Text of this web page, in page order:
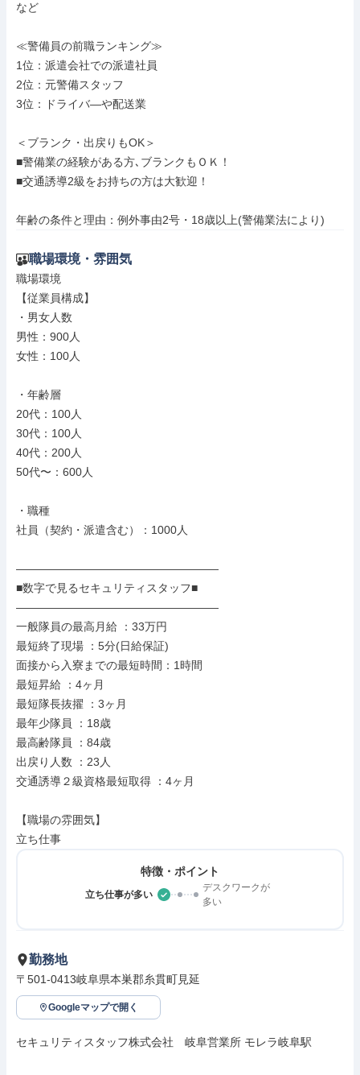
など
≪警備員の前職ランキング≫
1位：派遣会社での派遣社員
2位：元警備スタッフ
3位：ドライバ―や配送業
＜ブランク・出戻りもOK＞
■警備業の経験がある方､ブランクもＯＫ！
■交通誘導2級をお持ちの方は大歓迎！
年齢の条件と理由：例外事由2号・18歳以上(警備業法により)
職場環境・雰囲気
職場環境
【従業員構成】
・男女人数
男性：900人
女性：100人
・年齢層
20代：100人
30代：100人
40代：200人
50代〜：600人
・職種
社員（契約・派遣含む）：1000人
――――――――――――――――――
■数字で見るセキュリティスタッフ■
――――――――――――――――――
一般隊員の最高月給 ：33万円
最短終了現場 ：5分(日給保証)
面接から入寮までの最短時間：1時間
最短昇給 ：4ヶ月
最短隊長抜擢 ：3ヶ月
最年少隊員 ：18歳
最高齢隊員 ：84歳
出戻り人数 ：23人
交通誘導２級資格最短取得 ：4ヶ月
【職場の雰囲気】
立ち仕事
特徴・ポイント
立ち仕事が多い
デスクワークが
多い
勤務地
〒501-0413岐阜県本巣郡糸貫町見延
Googleマップで開く
セキュリティスタッフ株式会社　岐阜営業所 モレラ岐阜駅